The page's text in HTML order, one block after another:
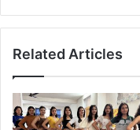
Related Articles